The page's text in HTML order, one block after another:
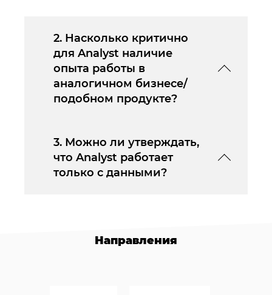
2. Насколько критично
для Analyst наличие
опыта работы в
аналогичном бизнесе/
подобном продукте?
3. Можно ли утверждать,
что Analyst работает
только с данными?
Направления